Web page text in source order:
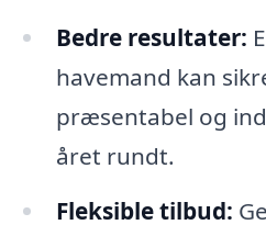
Bedre resultater:
havemand kan
præsentabel og
året rundt.
Fleksible tilbud: